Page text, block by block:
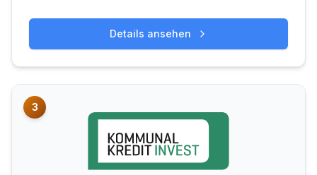
Details ansehen
3